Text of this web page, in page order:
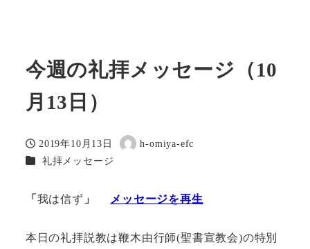
今週の礼拝メッセージ（10
月13日）
投稿日
2019年10月13日
著
h-omiya-efc
カテゴリー
礼拝メッセージ
「 我は信ず 」 メッセージを再生
本日の礼拝説教は鞭木由行師(聖書宣教会)の特別